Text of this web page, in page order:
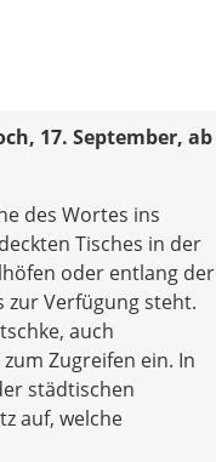
17. September, ab
des Wortes ins
Tisches in der
oder entlang der
zur Verfügung steht.
auch
Zugreifen ein. In
städtischen
auf, welche